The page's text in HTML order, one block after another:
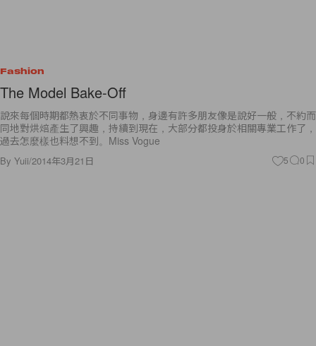
Fashion
The Model Bake-Off
說來每個時期都熱衷於不同事物，身邊有許多朋友像是說好一般，不約而
同地對烘焙產生了興趣，持續到現在，大部分都投身於相關專業工作了，
過去怎麼樣也料想不到。Miss Vogue
By Yuii/2014年3月21日 5 0